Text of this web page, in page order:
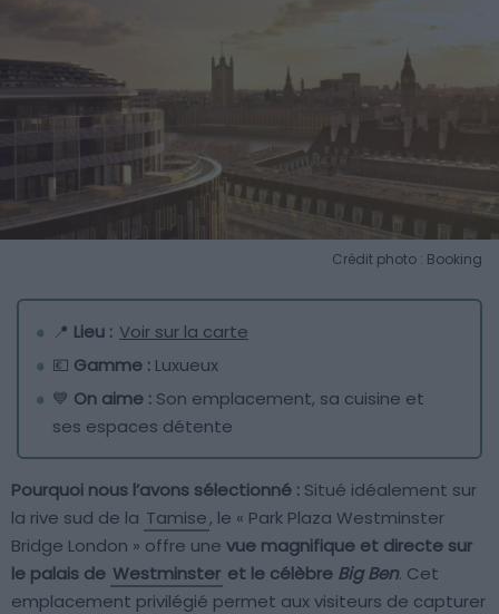
Crédit photo : Booking
📍 Lieu : Voir sur la carte
💶 Gamme : Luxueux
💙 On aime : Son emplacement, sa cuisine et
ses espaces détente
Pourquoi nous l’avons sélectionné : Situé idéalement sur
la rive sud de la Tamise, le « Park Plaza Westminster
Bridge London » offre une vue magnifique et directe sur
le palais de Westminster et le célèbre Big Ben. Cet
emplacement privilégié permet aux visiteurs de capturer